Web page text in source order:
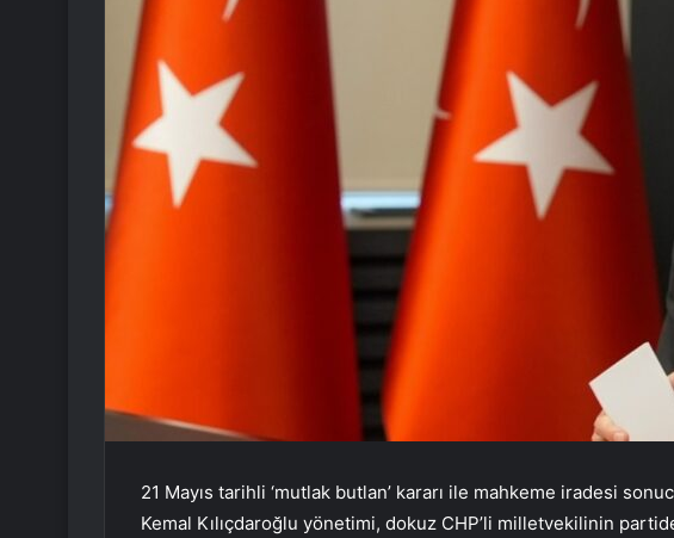
21 Mayıs tarihli ‘mutlak butlan’ kararı ile mahkeme iradesi
Kemal Kılıçdaroğlu yönetimi, dokuz CHP’li milletvekilinin